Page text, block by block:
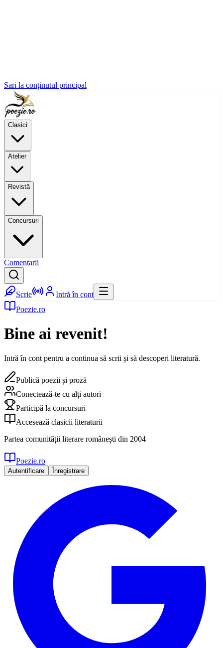
Sari la conținutul principal
Clasici
Atelier
Revistă
Concursuri
Comentarii
Scrie
Intră în cont
Poezie.ro
Bine ai revenit!
Intră în cont pentru a continua să scrii și să descoperi literatură.
Publică poezii și proză
Conectează-te cu alți autori
Participă la concursuri
Accesează clasicii literaturii
Partea comunității literare românești din 2004
Poezie.ro
Autentificare Înregistrare